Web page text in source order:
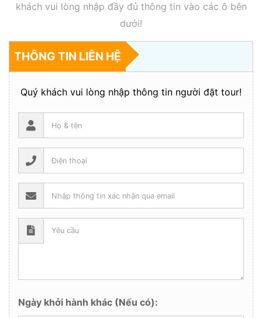
khách vui lòng nhập đầy đủ thông tin vào các ô bên
dưới!
THÔNG TIN LIÊN HỆ
Quý khách vui lòng nhập thông tin người đặt tour!
Ngày khởi hành khác (Nếu có):